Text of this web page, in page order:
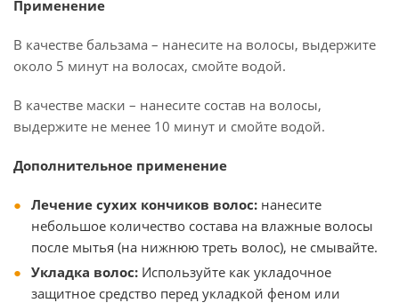
Применение
В качестве бальзама – нанесите на волосы, выдержите
около 5 минут на волосах, смойте водой.
В качестве маски – нанесите состав на волосы,
выдержите не менее 10 минут и смойте водой.
Дополнительное применение
Лечение сухих кончиков волос: нанесите
небольшое количество состава на влажные волосы
после мытья (на нижнюю треть волос), не смывайте.
Укладка волос: Используйте как укладочное
защитное средство перед укладкой феном или